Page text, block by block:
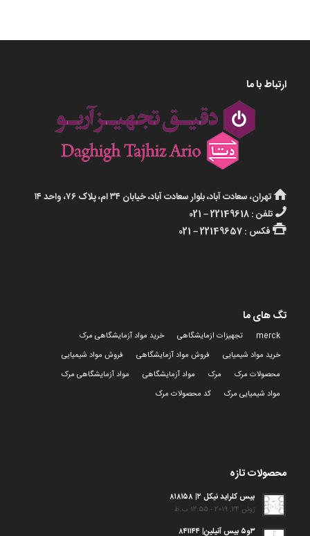
ارتباط با ما
تهران، سعادت آباد، بلوار سعادت آباد، خیابان ۳۴ ام، پلاک ۷۶، واحد ۱۴
تلفن : 22149618 – 021
فکس : 22149657 – 021
تگ های ما
merck تجهیزات ازمایشگاهی
خرید مواد آزمایشگاهی مرک
خرید مواد شیمیایی
فروش مواد آزمایشگاهی
فروش مواد شیمیایی
محصولات مرک
مرک مواد آزمایشگاهی
مواد آزمایشگاهی مرک
مواد شیمیایی مرک
کد محصولات مرک
محصولات تازه
بیس کلراید نیکل ۲| ۸۱۸۱۵۸
ژوئن 24, 2019 - 12:55 ب.ظ
۳و۵ بیس آنیلین| ۸۴۱۱۴۴